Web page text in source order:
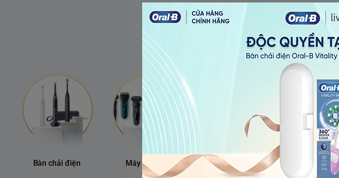
Khám phá
Bàn chải điện Máy cạo râu Tăm nước Máy